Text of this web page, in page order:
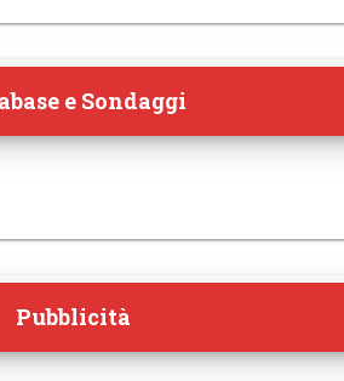
e Sondaggi
Pubblicità